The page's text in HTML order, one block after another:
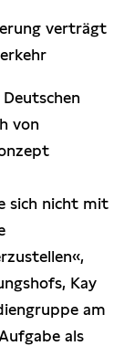
verträgt
von
sich nicht mit
Kay
am
als